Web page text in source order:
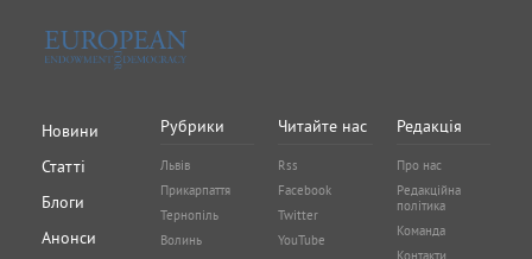
Новини
Статті
Блоги
Анонси
Рубрики
Львів
Прикарпаття
Тернопіль
Волинь
Читайте нас
Rss
Facebook
Twitter
YouTube
Редакція
Про нас
Редакційна
політика
Команда